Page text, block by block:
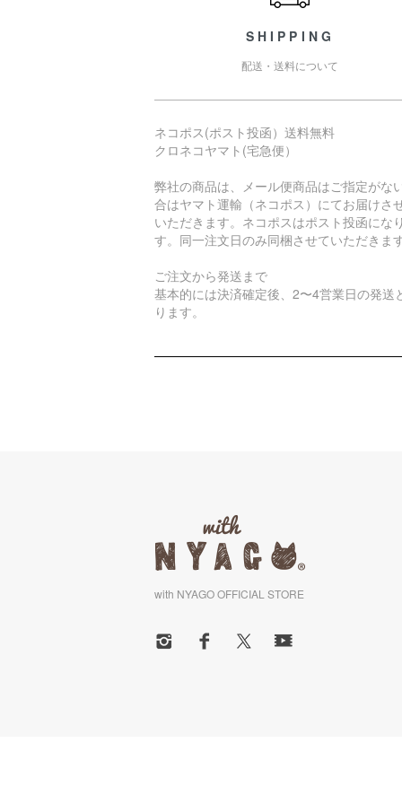
SHIPPING
配送・送料について
ネコポス(ポスト投函）送料無料
クロネコヤマト(宅急便）
弊社の商品は、メール便商品はご指定がな
合はヤマト運輸（ネコポス）にてお届けさ
いただきます。ネコポスはポスト投函にな
す。同一注文日のみ同梱させていただきます
ご注文から発送まで
基本的には決済確定後、2〜4営業日の発送
ります。
with NYAGO OFFICIAL STORE